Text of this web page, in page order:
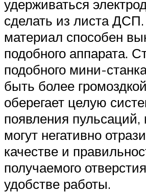
удерживаться
сделать из листа
материал способен
подобного аппарата.
подобного мини-
быть более
оберегает целую
появления пульсаций,
могут негативно
качестве и
получаемого
удобстве работы.